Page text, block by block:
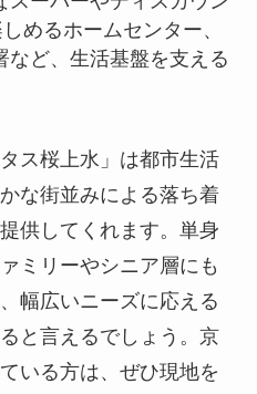
めるホームセンター、
など、生活基盤を支える
ス桜上水」は都市生活
な街並みによる落ち着
供してくれます。単身
ミリーやシニア層にも
幅広いニーズに応える
と言えるでしょう。京
いる方は、ぜひ現地を